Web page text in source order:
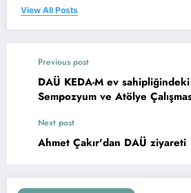
View All Posts
Previous post
DAÜ KEDA-M ev
Sempozyum ve Atölye
Next post
Ahmet Çakır'dan DAÜ ziyareti